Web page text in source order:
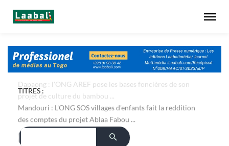
TITRES :
Mandouri : L'ONG SOS villages d'enfants fait la reddition
des comptes du projet Ablaa Fabou ...
Dapaong : l'ONG AREF pose les bases foncières de son
projet de culture du bambou ...